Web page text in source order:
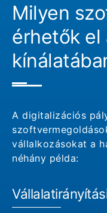
Milyen
érhetők el
A digitalizációs
vállalkozásokat a
néhány példa: